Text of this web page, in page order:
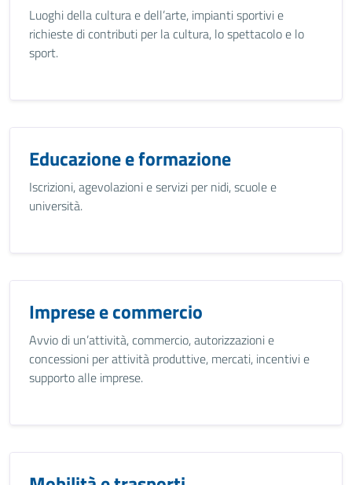
Luoghi della cultura e dell’arte, impianti sportivi e
richieste di contributi per la cultura, lo spettacolo e lo
sport.
Educazione e formazione
Iscrizioni, agevolazioni e servizi per nidi, scuole e
università.
Imprese e commercio
Avvio di un’attività, commercio, autorizzazioni e
concessioni per attività produttive, mercati, incentivi e
supporto alle imprese.